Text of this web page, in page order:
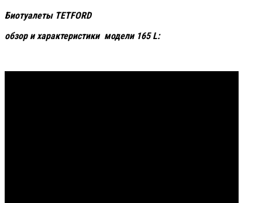
Биотуалеты TETFORD
обзор и характеристики модели 165L: